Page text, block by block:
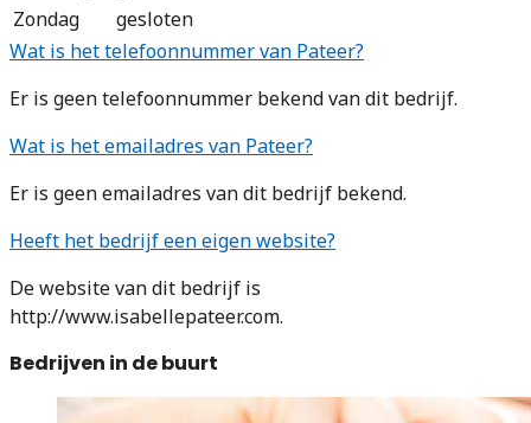
Zondag
gesloten
Wat is het telefoonnummer van Pateer?
Er is geen telefoonnummer bekend van dit bedrijf.
Wat is het emailadres van Pateer?
Er is geen emailadres van dit bedrijf bekend.
Heeft het bedrijf een eigen website?
De website van dit bedrijf is
http://www.isabellepateer.com.
Bedrijven in de buurt